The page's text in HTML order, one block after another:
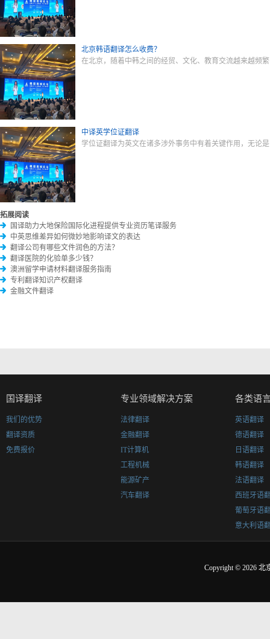
北京韩语翻译怎么收费？
在北京，随着中韩之间的经贸、文化、教育交流越来越频
中译英学位证翻译
学位证翻译为英文在诸多涉外事务中有着关键作用，无论
拓展阅读
国译助力大地保险国际化进程提供专业资历笔译服务
中英思维差异如何微妙地影响译文的表达
翻译公司有哪些文件润色的方法？
翻译医院的化验单多少钱？
澳洲留学申请材料翻译服务指南
专利翻译知识产权翻译
金融文件翻译
国译翻译
我们的优势
翻译资质
免费报价
专业领域解决方案
法律翻译
金融翻译
IT计算机
工程机械
能源矿产
汽车翻译
各类语
英语翻译
德语翻译
日语翻译
韩语翻译
法语翻译
西班牙语
葡萄牙语
意大利语
Copyright © 2026 北